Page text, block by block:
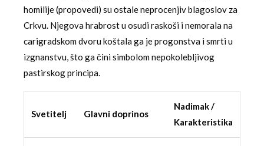
homilije (propovedi) su ostale neprocenjiv blagoslov za
Crkvu. Njegova hrabrost u osudi raskoši i nemorala na
carigradskom dvoru koštala ga je progonstva i smrti u
izgnanstvu, što ga čini simbolom nepokolebljivog
pastirskog principa.
Svetitelj Glavni doprinos
Nadimak /
Karakteristika